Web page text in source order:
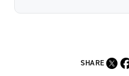
SHARE